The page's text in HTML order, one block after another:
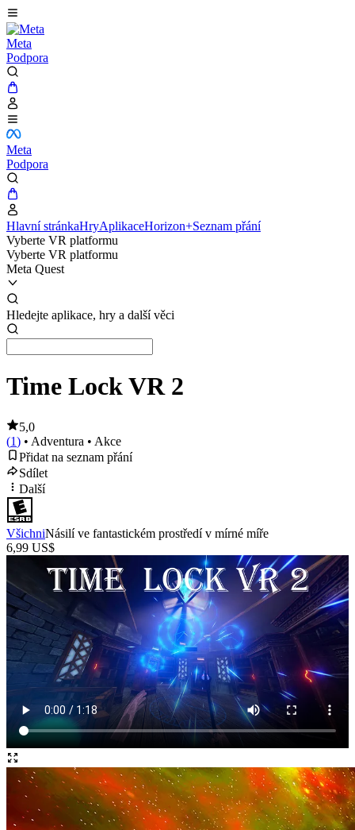
Meta
Podpora
Meta
Podpora
Hlavní stránkaHryAplikaceHorizon+Seznam přání
Vyberte VR platformu
Vyberte VR platformu
Meta Quest
Hledejte aplikace, hry a další věci
Time Lock VR 2
5,0
(1) • Adventura • Akce
Přidat na seznam přání
Sdílet
Další
VšichniNásilí ve fantastickém prostředí v mírné míře
6,99 US$